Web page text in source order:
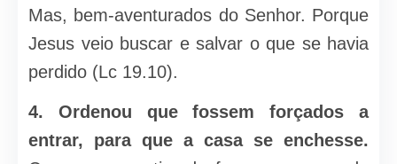
Mas, bem-aventurados do Senhor. Porque
Jesus veio buscar e salvar o que se havia
perdido (Lc 19.10).
4. Ordenou que fossem forçados a
entrar, para que a casa se enchesse.